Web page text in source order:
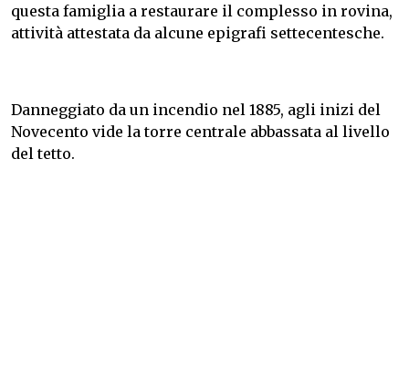
questa famiglia a restaurare il complesso in rovina,
attività attestata da alcune epigrafi settecentesche.
Danneggiato da un incendio nel 1885, agli inizi del
Novecento vide la torre centrale abbassata al livello
del tetto.